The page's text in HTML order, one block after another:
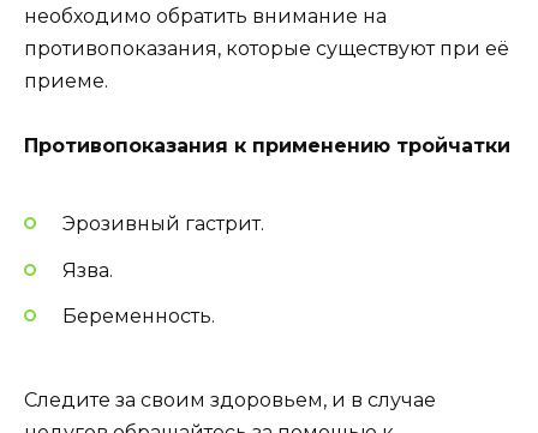
необходимо обратить внимание на
противопоказания, которые существуют при её
приеме.
Противопоказания к применению тройчатки
Эрозивный гастрит.
Язва.
Беременность.
Следите за своим здоровьем, и в случае